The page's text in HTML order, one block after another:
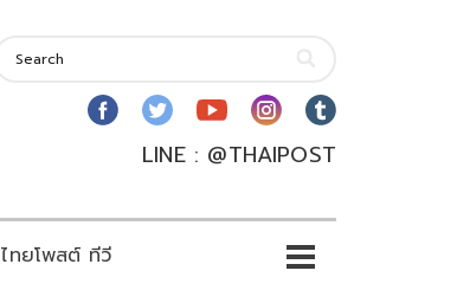
LINE : @THAIPOST
ไทยโพสต์ ทีวี